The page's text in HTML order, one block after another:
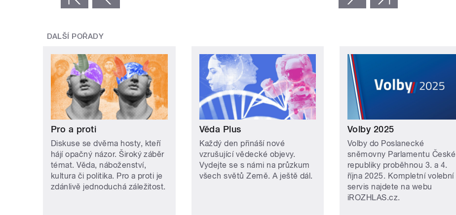
DALŠÍ POŘADY
Pro a proti
Diskuse se dvěma hosty, kteří
hájí opačný názor. Široký záběr
témat. Věda, náboženství,
kultura či politika. Pro a proti je
zdánlivě jednoduchá záležitost.
Věda Plus
Každý den přináší nové
vzrušující vědecké objevy.
Vydejte se s námi na průzkum
všech světů Země. A ještě dál.
Volby 2025
Volby do Poslanecké
sněmovny Parlamentu České
republiky proběhnou 3. a 4.
října 2025. Kompletní volební
servis najdete na webu
iROZHLAS.cz.